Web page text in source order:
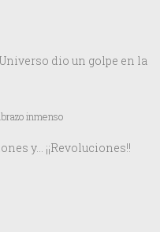
dio un golpe en la
inmenso
y… ¡¡Revoluciones!!